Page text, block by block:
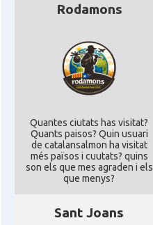
Rodamons
Quantes ciutats has visitat?
Quants paisos? Quin usuari
de catalansalmon ha visitat
més països i cuutats? quins
son els que mes agraden i els
que menys?
Sant Joans